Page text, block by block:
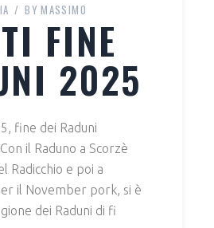
BY MASSIMO
FINE
2025
fine dei Raduni
il Raduno a Scorzè
Radicchio e poi a
il November pork, si è
dei Raduni di fi